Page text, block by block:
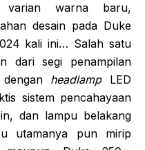
varian warna baru,
desain pada Duke
kali ini… Salah satu
dari segi penampilan
headlampLED
sistem pencahayaan
dan lampu belakang
utamanya pun mirip